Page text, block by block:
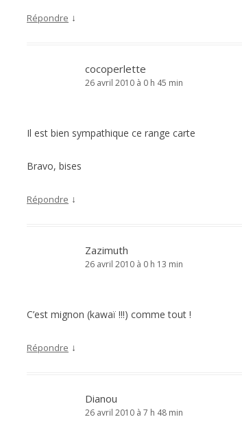
Répondre ↓
cocoperlette
26 avril 2010 à 0 h 45 min
Il est bien sympathique ce range carte
Bravo, bises
Répondre ↓
Zazimuth
26 avril 2010 à 0 h 13 min
C’est mignon (kawaï !!!) comme tout !
Répondre ↓
Dianou
26 avril 2010 à 7 h 48 min